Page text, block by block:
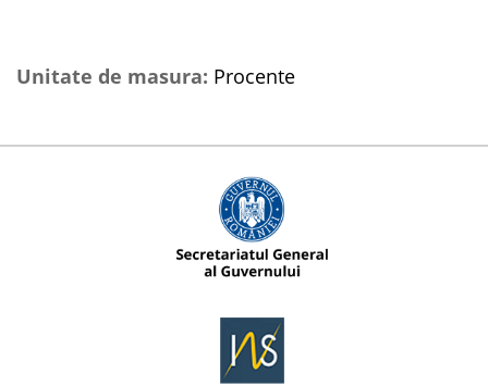
Unitate de masura: Procente